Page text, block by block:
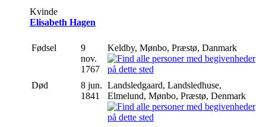
Kvinde
Elisabeth Hagen
Fødsel
9
nov.
1767
Keldby, Mønbo, Præstø, Danmark
Død
8 jun.
1841
Landsledgaard, Landsledhuse,
Elmelund, Mønbo, Præstø, Denmark